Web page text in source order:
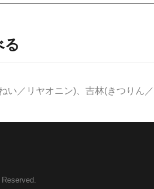
る
い／リヤオニン)、吉林(きつりん